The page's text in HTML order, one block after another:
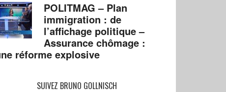
POLITMAG – Plan
immigration : de
l’affichage politique –
Assurance chômage :
réforme explosive
SUIVEZ BRUNO GOLLNISCH